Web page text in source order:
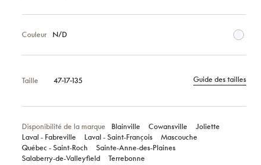
Couleur N/D
Taille 47-17-135 Guide des tailles
Disponibilité de la marque Blainville Cowansville
Joliette
Laval ‑ Fabreville
Laval ‑ Saint‑François
Mascouche
Québec ‑ Saint‑Roch
Sainte‑Anne‑des‑Plaines
Salaberry‑de‑Valleyfield
Terrebonne